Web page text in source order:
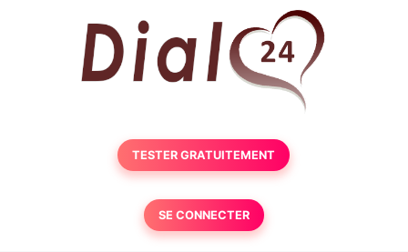
TESTER GRATUITEMENT
SE CONNECTER